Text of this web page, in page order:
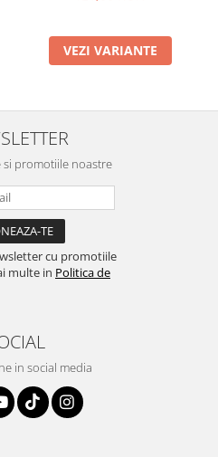
VEZI VARIANTE
si promotiile noastre
cu promotiile
multe in Politica de
in social media